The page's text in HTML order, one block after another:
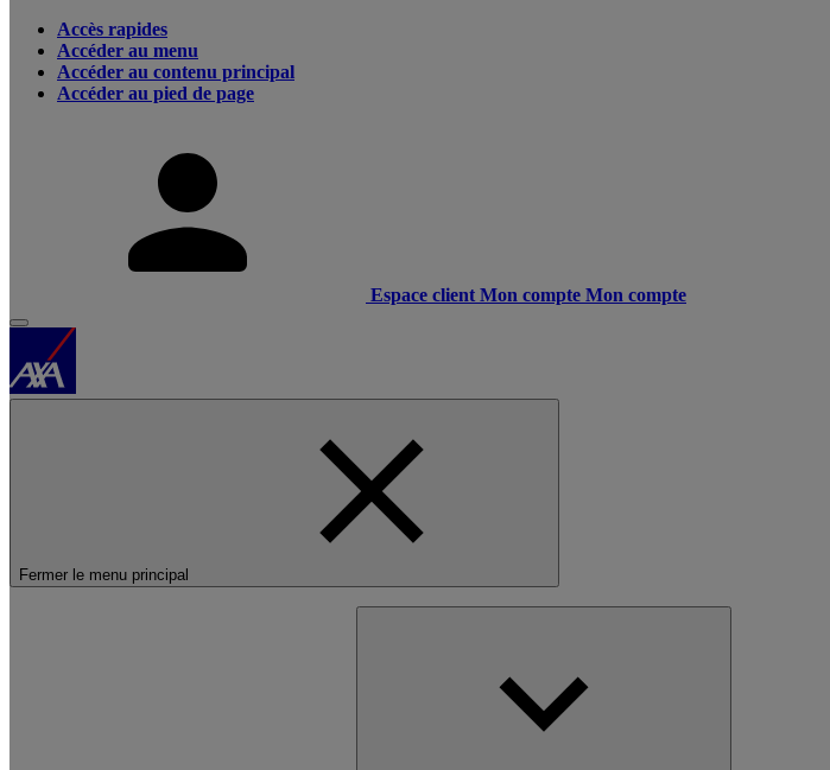
Accès rapides
Accéder au menu
Accéder au contenu principal
Accéder au pied de page
Espace client Mon compte Mon compte
Fermer le menu principal